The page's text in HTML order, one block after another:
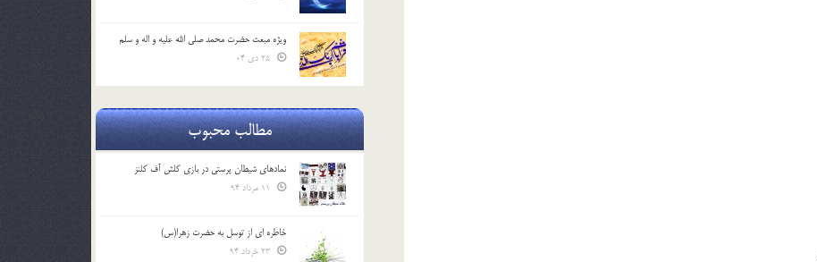
ویژه مبعث حضرت محمد صلی الله علیه و اله و سلم
مطالب محبوب
نمادهای شیطان پرستی در بازی کلش آف کلنز
خاطره ای از توسل به حضرت زهرا(س)